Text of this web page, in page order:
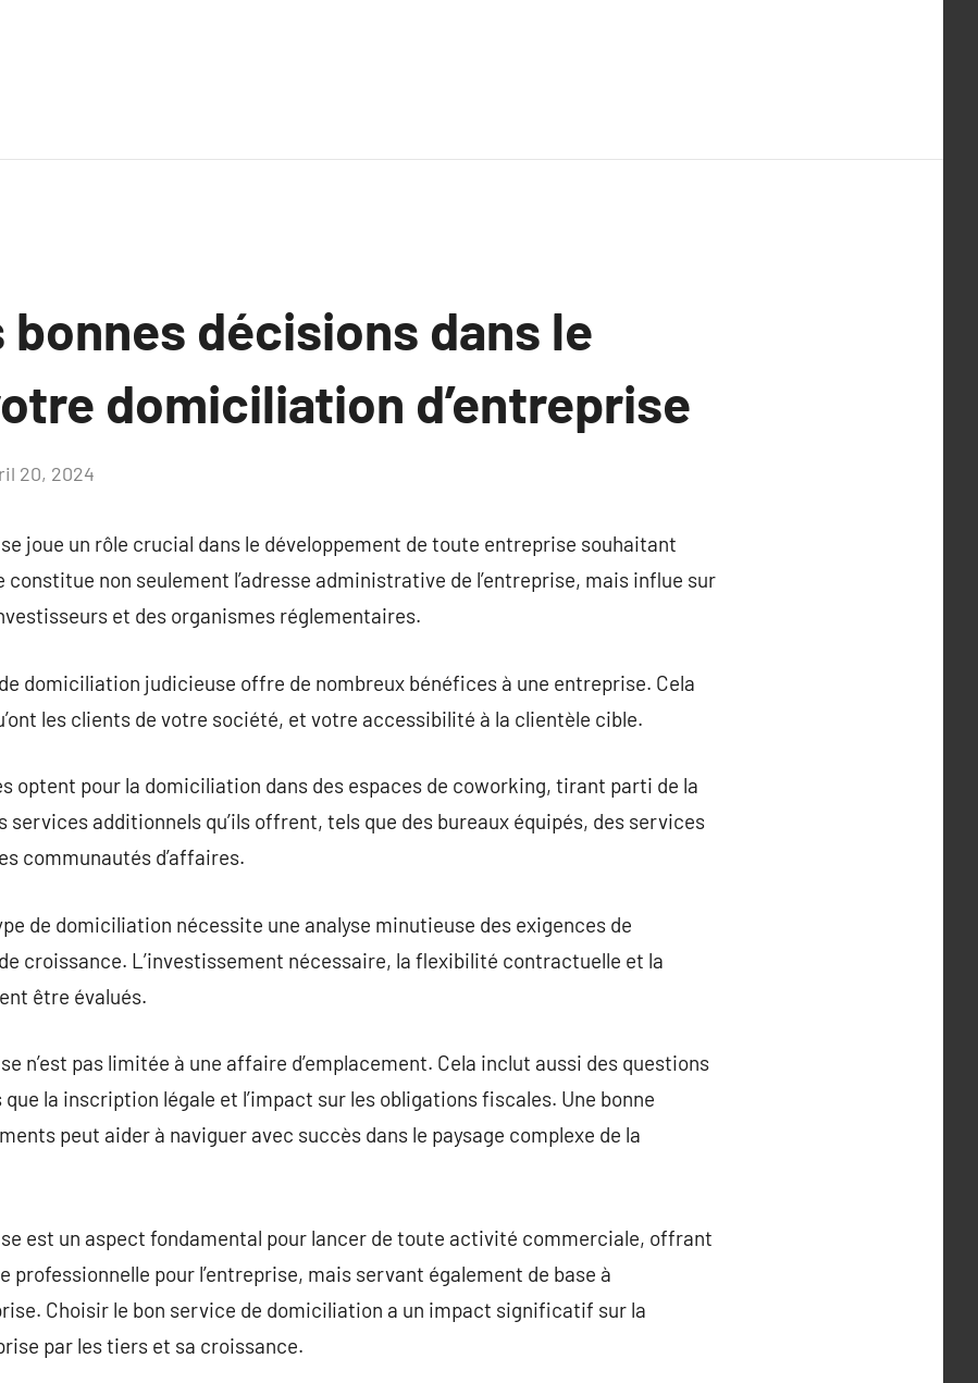
bonnes décisions dans le
domiciliation d’entreprise
20, 2024
joue un rôle crucial dans le développement de toute entreprise souhaitant
constitue non seulement l’adresse administrative de l’entreprise, mais influe sur
et des organismes réglementaires.
domiciliation judicieuse offre de nombreux bénéfices à une entreprise. Cela
les clients de votre société, et votre accessibilité à la clientèle cible.
optent pour la domiciliation dans des espaces de coworking, tirant parti de la
additionnels qu’ils offrent, tels que des bureaux équipés, des services
communautés d’affaires.
de domiciliation nécessite une analyse minutieuse des exigences de
croissance. L’investissement nécessaire, la flexibilité contractuelle et la
être évalués.
n’est pas limitée à une affaire d’emplacement. Cela inclut aussi des questions
la inscription légale et l’impact sur les obligations fiscales. Une bonne
peut aider à naviguer avec succès dans le paysage complexe de la
est un aspect fondamental pour lancer de toute activité commerciale, offrant
professionnelle pour l’entreprise, mais servant également de base à
Choisir le bon service de domiciliation a un impact significatif sur la
par les tiers et sa croissance.